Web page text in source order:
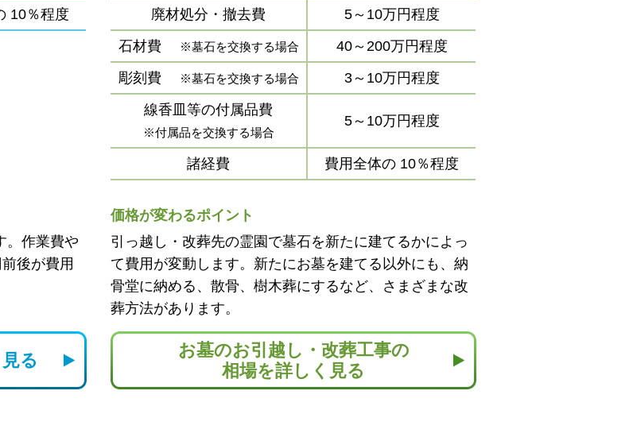
10％程度
。作業費や
後が費用
る
廃材処分・撤去費
5～10万円程度
石材費
※墓石を交換する場合
40～200万円程度
彫刻費
※墓石を交換する場合
3～10万円程度
線香皿等の付属品費
※付属品を交換する場合
5～10万円程度
諸経費 費用全体の 10％程度
価格が変わるポイント
引っ越し・改葬先の霊園で墓石を新たに建てるかによっ
て費用が変動します。新たにお墓を建てる以外にも、納
骨堂に納める、散骨、樹木葬にするなど、さまざまな改
葬方法があります。
お墓のお引越し・改葬工事の
相場を詳しく見る